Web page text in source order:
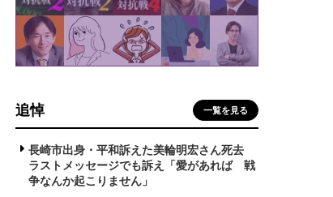
追悼 一覧を見る
長崎市出身・平和訴えた美輪明宏さん死去
ラストメッセージでも訴え「愛があれば 戦
争なんか起こりません」